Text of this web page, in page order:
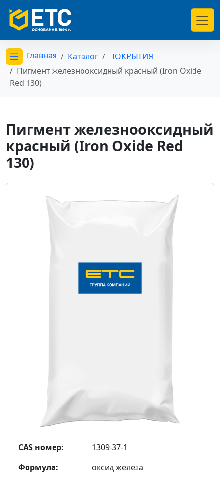
Открыть меню категорий
Главная Каталог
ПОКРЫТИЯ
Пигмент железнооксидный красный (Iron Oxide
Red 130)
Пигмент железнооксидный
красный (Iron Oxide Red
130)
CAS номер:
1309-37-1
Формула:
оксид железа